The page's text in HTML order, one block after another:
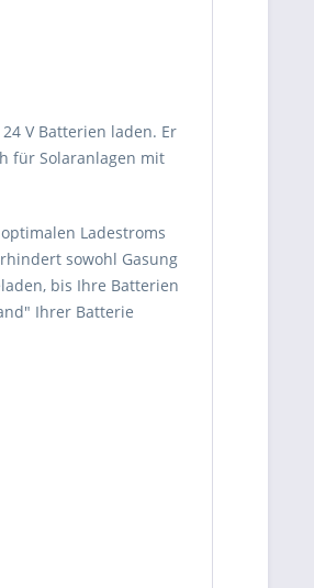
V Batterien laden. Er
für Solaranlagen mit
Ladestroms
sowohl Gasung
bis Ihre Batterien
Ihrer Batterie